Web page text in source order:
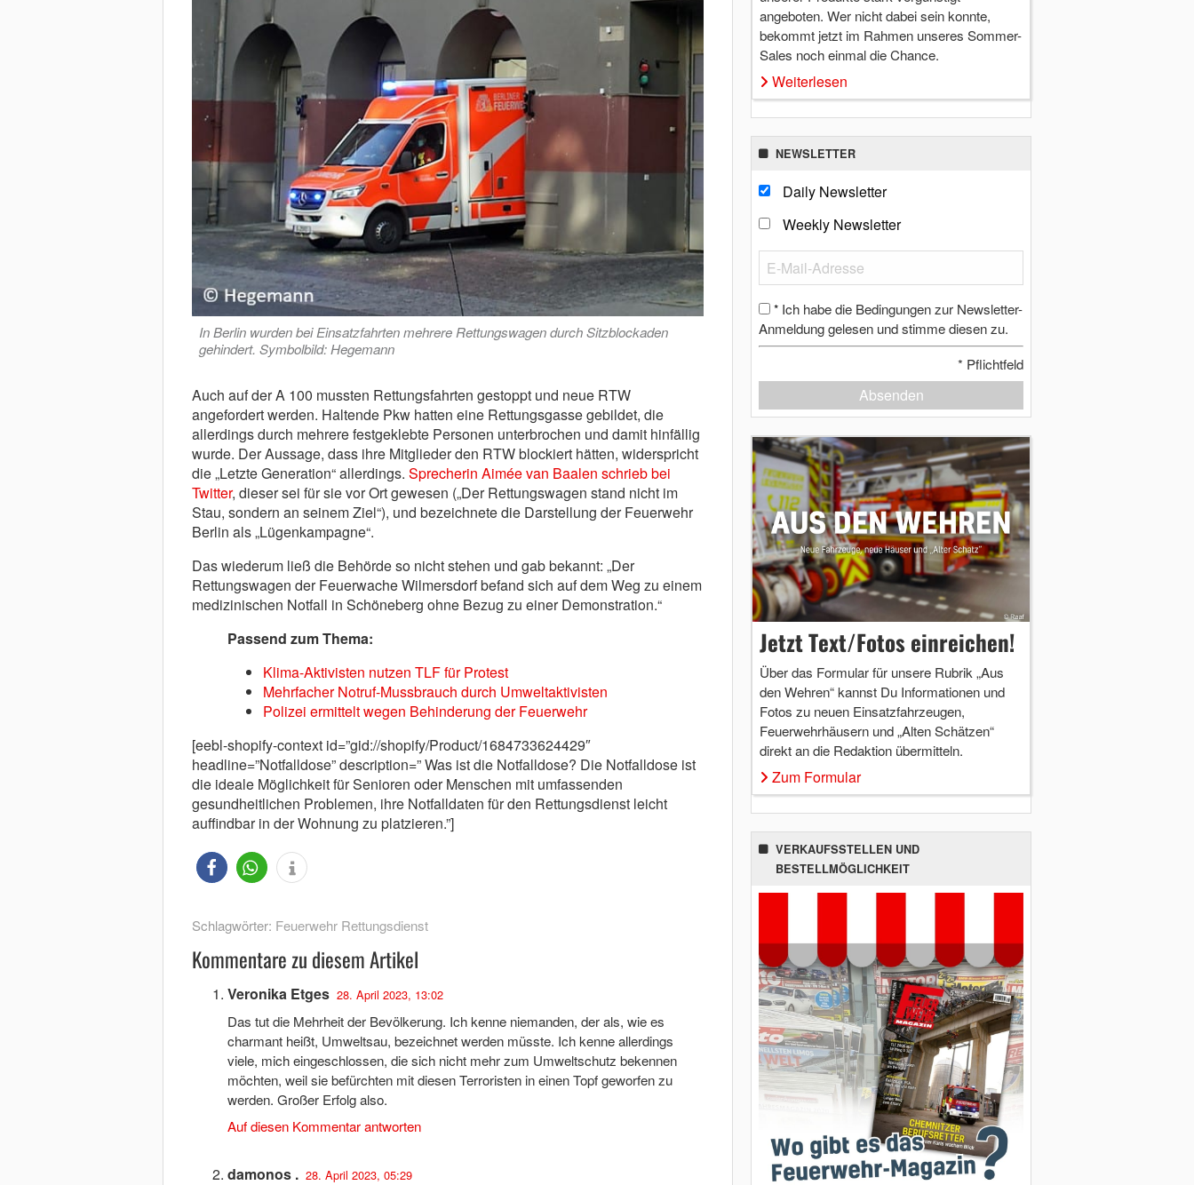
In Berlin wurden bei Einsatzfahrten mehrere Rettungswagen durch Sitzblockaden
gehindert. Symbolbild: Hegemann
Auch auf der A 100 mussten Rettungsfahrten gestoppt und neue RTW
angefordert werden. Haltende Pkw hatten eine Rettungsgasse gebildet, die
allerdings durch mehrere festgeklebte Personen unterbrochen und damit hinfällig
wurde. Der Aussage, dass ihre Mitglieder den RTW blockiert hätten, widerspricht
die „Letzte Generation“ allerdings. Sprecherin Aimée van Baalen schrieb bei
Twitter, dieser sei für sie vor Ort gewesen („Der Rettungswagen stand nicht im
Stau, sondern an seinem Ziel“), und bezeichnete die Darstellung der Feuerwehr
Berlin als „Lügenkampagne“.
Das wiederum ließ die Behörde so nicht stehen und gab bekannt: „Der
Rettungswagen der Feuerwache Wilmersdorf befand sich auf dem Weg zu einem
medizinischen Notfall in Schöneberg ohne Bezug zu einer Demonstration.“
Passend zum Thema:
Klima-Aktivisten nutzen TLF für Protest
Mehrfacher Notruf-Mussbrauch durch Umweltaktivisten
Polizei ermittelt wegen Behinderung der Feuerwehr
[eebl-shopify-context id=”gid://shopify/Product/1684733624429″
headline=”Notfalldose” description=” Was ist die Notfalldose? Die Notfalldose ist
die ideale Möglichkeit für Senioren oder Menschen mit umfassenden
gesundheitlichen Problemen, ihre Notfalldaten für den Rettungsdienst leicht
auffindbar in der Wohnung zu platzieren.”]
Schlagwörter: Feuerwehr Rettungsdienst
Kommentare zu diesem Artikel
Veronika Etges 28. April 2023, 13:02
Das tut die Mehrheit der Bevölkerung. Ich kenne niemanden, der als, wie es
charmant heißt, Umweltsau, bezeichnet werden müsste. Ich kenne allerdings
viele, mich eingeschlossen, die sich nicht mehr zum Umweltschutz bekennen
möchten, weil sie befürchten mit diesen Terroristen in einen Topf geworfen zu
werden. Großer Erfolg also.
Auf diesen Kommentar antworten
damonos . 28. April 2023, 05:29
angeboten. Wer nicht dabei sein konnte,
bekommt jetzt im Rahmen unseres Sommer-
Sales noch einmal die Chance.
Weiterlesen
NEWSLETTER
Daily Newsletter
Weekly Newsletter
* Ich habe die Bedingungen zur Newsletter-
Anmeldung gelesen und stimme diesen zu.
* Pflichtfeld
Absenden
Jetzt Text/Fotos einreichen!
Über das Formular für unsere Rubrik „Aus
den Wehren“ kannst Du Informationen und
Fotos zu neuen Einsatzfahrzeugen,
Feuerwehrhäusern und „Alten Schätzen“
direkt an die Redaktion übermitteln.
Zum Formular
VERKAUFSSTELLEN UND
BESTELLMÖGLICHKEIT